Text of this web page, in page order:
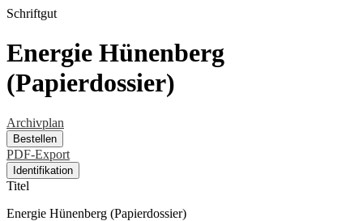
Schriftgut
Energie Hünenberg
(Papierdossier)
Archivplan
Bestellen
PDF-Export
Identifikation
Titel
Energie Hünenberg (Papierdossier)